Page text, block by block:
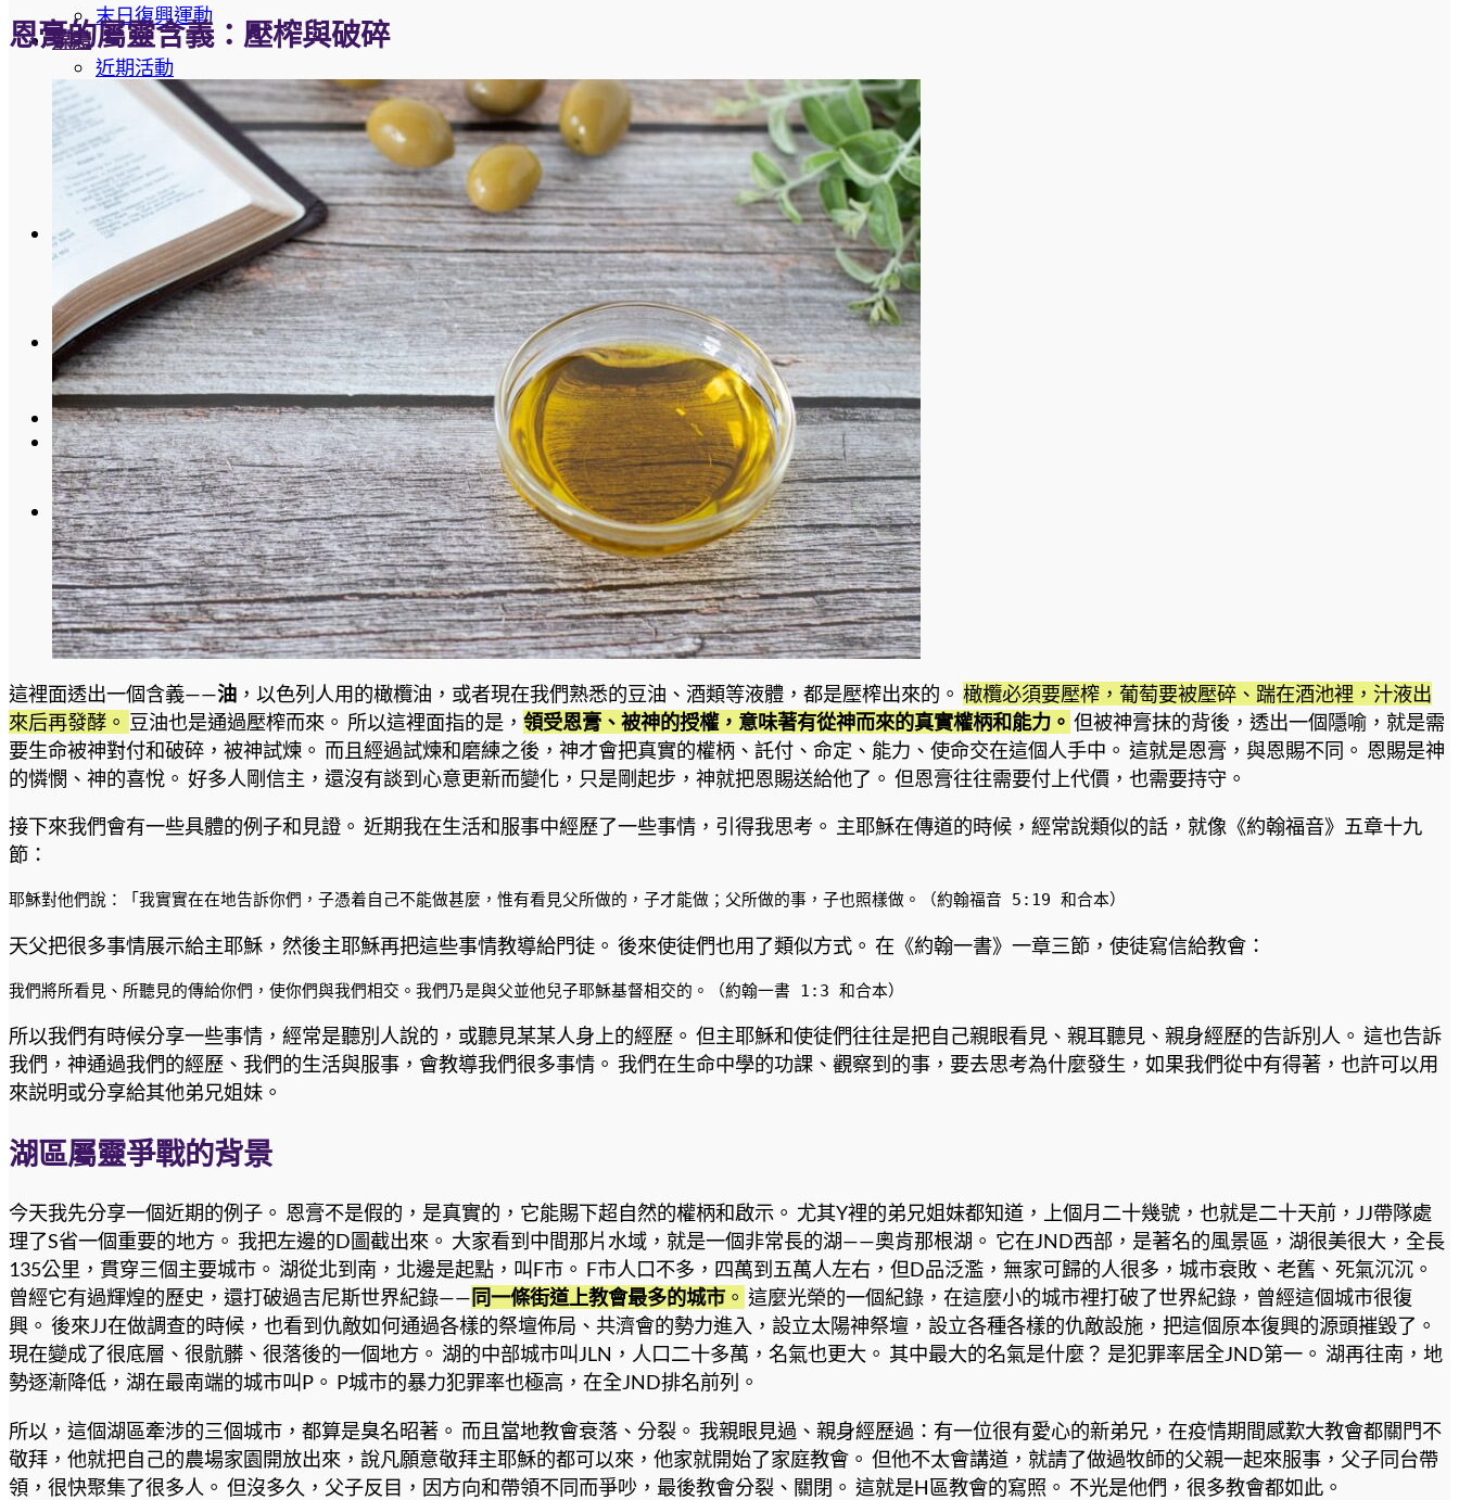
末日復興運動
媒體
近期活動
媒體集錦
YouTube 講道集
Sermond Cloud 講道集
Facebook 線上聚會
特會回顧
支持我們
加入我們
聯絡我們
奉獻
Language
English Site
中文簡体
恩膏的屬靈含義：壓榨與破碎
這裡面透出一個含義——油 ，以色列人用的橄欖油，或者現在我們熟悉的豆油、酒類等液體，都是壓榨出來的。 橄欖必須要壓榨，葡萄要被壓碎、踹在酒池裡，汁液出
來后再發酵。 豆油也是通過壓榨而來。 所以這裡面指的是， 領受恩膏、被神的授權，意味著有從神而來的真實權柄和能力。 但被神膏抹的背後，透出一個隱喻，就是需
要生命被神對付和破碎，被神試煉。 而且經過試煉和磨練之後，神才會把真實的權柄、託付、命定、能力、使命交在這個人手中。 這就是恩膏，與恩賜不同。 恩賜是神
的憐憫、神的喜悅。 好多人剛信主，還沒有談到心意更新而變化，只是剛起步，神就把恩賜送給他了。 但恩膏往往需要付上代價，也需要持守。
接下來我們會有一些具體的例子和見證。 近期我在生活和服事中經歷了一些事情，引得我思考。 主耶穌在傳道的時候，經常說類似的話，就像《約翰福音》五章十九
節：
耶穌對他們說：「我實實在在地告訴你們，子憑着自己不能做甚麼，惟有看見父所做的，子才能做；父所做的事，子也照樣做。（約翰福音 5:19 和合本）
天父把很多事情展示給主耶穌，然後主耶穌再把這些事情教導給門徒。 後來使徒們也用了類似方式。 在《約翰一書》一章三節，使徒寫信給教會：
我們將所看見、所聽見的傳給你們，使你們與我們相交。我們乃是與父並他兒子耶穌基督相交的。（約翰一書 1:3 和合本）
所以我們有時候分享一些事情，經常是聽別人說的，或聽見某某人身上的經歷。 但主耶穌和使徒們往往是把自己親眼看見、親耳聽見、親身經歷的告訴別人。 這也告訴
我們，神通過我們的經歷、我們的生活與服事，會教導我們很多事情。 我們在生命中學的功課、觀察到的事，要去思考為什麼發生，如果我們從中有得著，也許可以用
來説明或分享給其他弟兄姐妹。
湖區屬靈爭戰的背景
今天我先分享一個近期的例子。 恩膏不是假的，是真實的，它能賜下超自然的權柄和啟示。 尤其Y裡的弟兄姐妹都知道，上個月二十幾號，也就是二十天前，JJ帶隊處
理了S省一個重要的地方。 我把左邊的D圖截出來。 大家看到中間那片水域，就是一個非常長的湖——奧肯那根湖。 它在JND西部，是著名的風景區，湖很美很大，全長
135公里，貫穿三個主要城市。 湖從北到南，北邊是起點，叫F市。 F市人口不多，四萬到五萬人左右，但D品泛濫，無家可歸的人很多，城市衰敗、老舊、死氣沉沉。
曾經它有過輝煌的歷史，還打破過吉尼斯世界紀錄——同一條街道上教會最多的城市 。 這麼光榮的一個紀錄，在這麼小的城市裡打破了世界紀錄，曾經這個城市很復
興。 後來JJ在做調查的時候，也看到仇敵如何通過各樣的祭壇佈局、共濟會的勢力進入，設立太陽神祭壇，設立各種各樣的仇敵設施，把這個原本復興的源頭摧毀了。
現在變成了很底層、很骯髒、很落後的一個地方。 湖的中部城市叫JLN，人口二十多萬，名氣也更大。 其中最大的名氣是什麼？ 是犯罪率居全JND第一。 湖再往南，地
勢逐漸降低，湖在最南端的城市叫P。 P城市的暴力犯罪率也極高，在全JND排名前列。
所以，這個湖區牽涉的三個城市，都算是臭名昭著。 而且當地教會衰落、分裂。 我親眼見過、親身經歷過：有一位很有愛心的新弟兄，在疫情期間感歎大教會都關門不
敬拜，他就把自己的農場家園開放出來，說凡願意敬拜主耶穌的都可以來，他家就開始了家庭教會。 但他不太會講道，就請了做過牧師的父親一起來服事，父子同台帶
領，很快聚集了很多人。 但沒多久，父子反目，因方向和帶領不同而爭吵，最後教會分裂、關閉。 這就是H區教會的寫照。 不光是他們，很多教會都如此。